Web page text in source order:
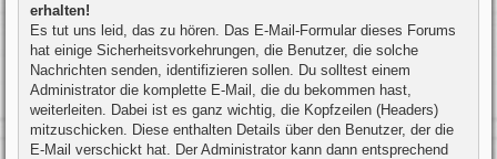
erhalten!
Es tut uns leid, das zu hören. Das E-Mail-Formular dieses Forums
hat einige Sicherheitsvorkehrungen, die Benutzer, die solche
Nachrichten senden, identifizieren sollen. Du solltest einem
Administrator die komplette E-Mail, die du bekommen hast,
weiterleiten. Dabei ist es ganz wichtig, die Kopfzeilen (Headers)
mitzuschicken. Diese enthalten Details über den Benutzer, der die
E-Mail verschickt hat. Der Administrator kann dann entsprechend